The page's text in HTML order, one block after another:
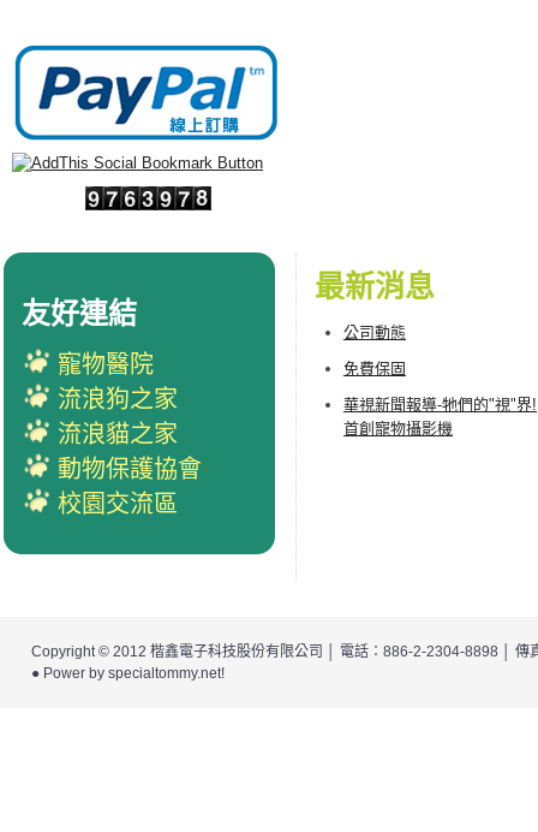
最新消息
公司動態
免費保固
華視新聞報導-牠們的"視"界!
首創寵物攝影機
友好連結
寵物醫院
流浪狗之家
流浪貓之家
動物保護協會
校園交流區
Copyright © 2012 楷鑫電子科技股份有限公司
│ 電話：886-2-2304-8898 │
● Power by specialtommy.net!